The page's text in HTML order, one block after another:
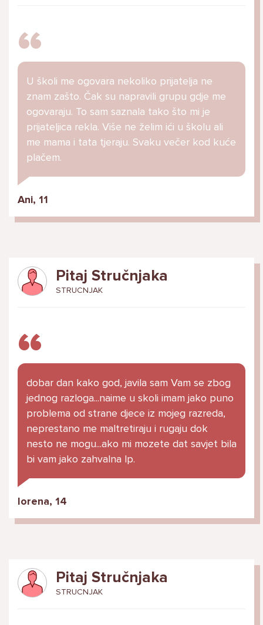
U školi me ogovara nekoliko prijatelja ne
znam zašto. Čak su napravili grupu gdje me
ogovaraju. To sam saznala tako što mi je
prijateljica rekla. Više ne želim ići u školu ali
me mama i tata tjeraju. Svaku večer kod kuće
plačem.
Ani, 11
Pitaj Stručnjaka
STRUCNJAK
dobar dan kako god, javila sam Vam se zbog
jednog razloga...naime u skoli imam jako puno
problema od strane djece iz mojeg razreda,
neprestano me maltretiraju i rugaju dok
nesto ne mogu...ako mi mozete dat savjet bila
bi vam jako zahvalna lp.
lorena, 14
Pitaj Stručnjaka
STRUCNJAK